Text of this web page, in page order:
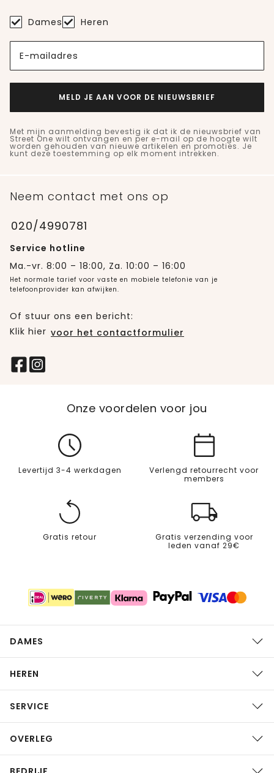
Dames Heren
E-mailadres
MELD JE AAN VOOR DE NIEUWSBRIEF
Met mijn aanmelding bevestig ik dat ik de nieuwsbrief van
Street One wilt ontvangen en per e-mail op de hoogte wilt
worden gehouden van nieuwe artikelen en promoties. Je
kunt deze toestemming op elk moment intrekken.
Neem contact met ons op
020/4990781
Service hotline
Ma.-vr. 8:00 – 18:00, Za. 10:00 – 16:00
Het normale tarief voor vaste en mobiele telefonie van je
telefoonprovider kan afwijken.
Of stuur ons een bericht:
Klik hier voor het contactformulier
Onze voordelen voor jou
Levertijd 3-4 werkdagen
Verlengd retourrecht voor
members
Gratis retour
Gratis verzending voor
leden vanaf 29€
DAMES
HEREN
SERVICE
OVERLEG